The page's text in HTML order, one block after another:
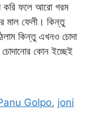
করি ফলে আরো গরম
মাল ফেলী। কিন্তু
কিন্তু এখনও চোদা
চোদানোর কোন ইচ্ছেই
Golpo, joni